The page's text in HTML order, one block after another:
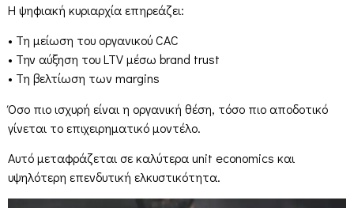
Η ψηφιακή κυριαρχία επηρεάζει:
• Τη μείωση του οργανικού CAC
• Την αύξηση του LTV μέσω brand trust
• Τη βελτίωση των margins
Όσο πιο ισχυρή είναι η οργανική θέση, τόσο πιο αποδοτικό
γίνεται το επιχειρηματικό μοντέλο.
Αυτό μεταφράζεται σε καλύτερα unit economics και
υψηλότερη επενδυτική ελκυστικότητα.